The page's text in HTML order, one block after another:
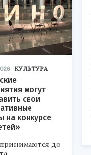
КУЛЬТУРА
могут
свои
на конкурсе
до